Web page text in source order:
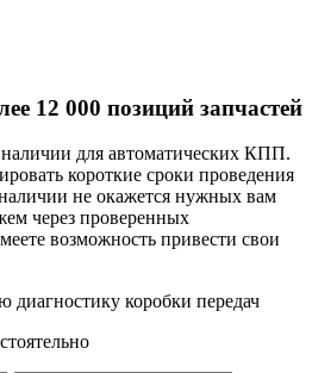
12 000 позиций запчастей
для автоматических КПП.
короткие сроки проведения
не окажется нужных вам
через проверенных
возможность привести свои
диагностику коробки передач